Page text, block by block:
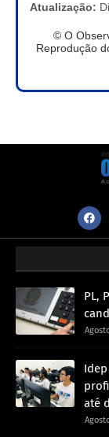
Atualização:
© O
Reprodução
PL,
até